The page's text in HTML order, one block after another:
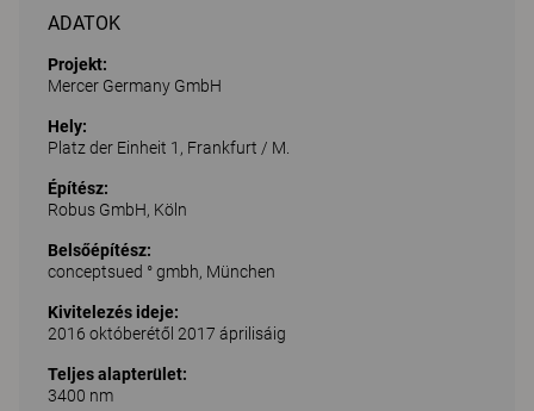
ADATOK
Projekt:
Mercer Germany GmbH
Hely:
Platz der Einheit 1, Frankfurt / M.
Építész:
Robus GmbH, Köln
Belsőépítész:
conceptsued ° gmbh, München
Kivitelezés ideje:
2016 októberétől 2017 áprilisáig
Teljes alapterület:
3400 nm